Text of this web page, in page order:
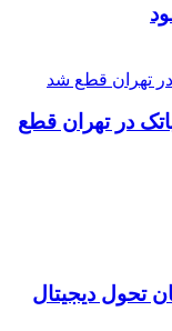
آسیاتک در تهران قطع
تحول دیجیتال